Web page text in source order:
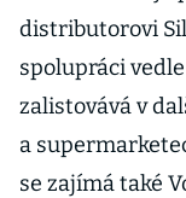
distributorovi
spolupráci
zalistovává v
a
se zajímá také